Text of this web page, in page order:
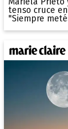
tenso cruce
"Siempre